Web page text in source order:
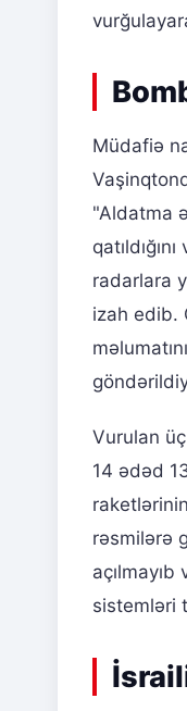
Müdafiə
"Aldatma
radarlara
izah edib.
Vurulan
14 ədəd
rəsmilərə
sistemləri